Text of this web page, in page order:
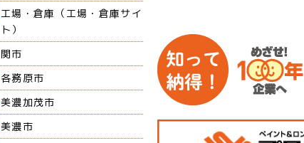
工場・倉庫（工場・倉庫サイ
ト）
関市
各務原市
美濃加茂市
美濃市